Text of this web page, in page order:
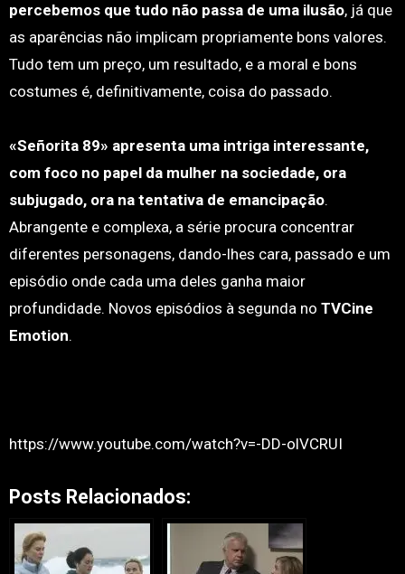
percebemos que tudo não passa de uma ilusão, já que
as aparências não implicam propriamente bons valores.
Tudo tem um preço, um resultado, e a moral e bons
costumes é, definitivamente, coisa do passado.
«Señorita 89» apresenta uma intriga interessante,
com foco no papel da mulher na sociedade, ora
subjugado, ora na tentativa de emancipação.
Abrangente e complexa, a série procura concentrar
diferentes personagens, dando-lhes cara, passado e um
episódio onde cada uma deles ganha maior
profundidade. Novos episódios à segunda no TVCine
Emotion.
https://www.youtube.com/watch?v=-DD-olVCRUI
Posts Relacionados: